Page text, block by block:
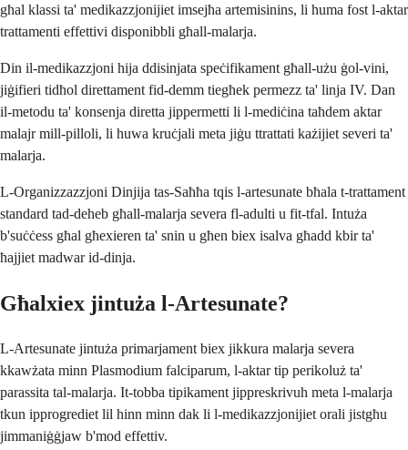
għal klassi ta' medikazzjonijiet imsejħa artemisinins, li huma fost l-aktar
trattamenti effettivi disponibbli għall-malarja.
Din il-medikazzjoni hija ddisinjata speċifikament għall-użu ġol-vini,
jiġifieri tidħol direttament fid-demm tiegħek permezz ta' linja IV. Dan
il-metodu ta' konsenja diretta jippermetti li l-mediċina taħdem aktar
malajr mill-pilloli, li huwa kruċjali meta jiġu ttrattati każijiet severi ta'
malarja.
L-Organizzazzjoni Dinjija tas-Saħħa tqis l-artesunate bħala t-trattament
standard tad-deheb għall-malarja severa fl-adulti u fit-tfal. Intuża
b'suċċess għal għexieren ta' snin u għen biex isalva għadd kbir ta'
ħajjiet madwar id-dinja.
Għalxiex jintuża l-Artesunate?
L-Artesunate jintuża primarjament biex jikkura malarja severa
kkawżata minn Plasmodium falciparum, l-aktar tip perikoluż ta'
parassita tal-malarja. It-tobba tipikament jippreskrivuh meta l-malarja
tkun ipprogrediet lil hinn minn dak li l-medikazzjonijiet orali jistgħu
jimmaniġġjaw b'mod effettiv.